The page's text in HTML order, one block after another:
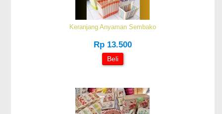
Keranjang Anyaman Sembako
Rp 13.500
Beli